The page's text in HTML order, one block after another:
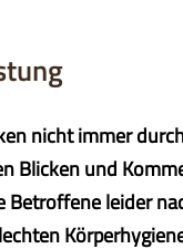
nicht immer
Blicken und
leider